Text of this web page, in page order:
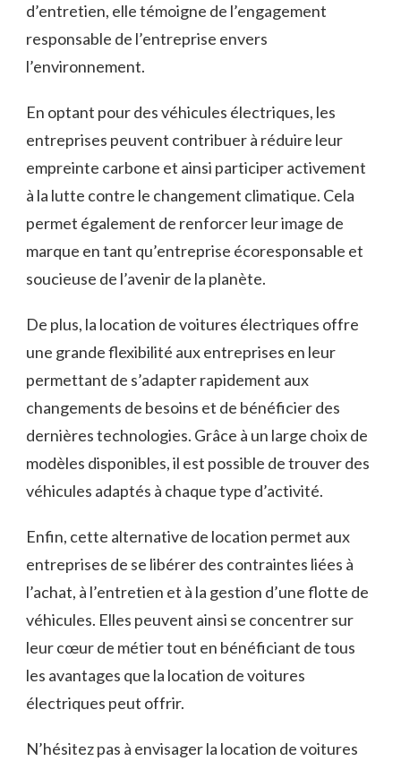
⁣d’entretien, elle⁢ témoigne de l’engagement
responsable ⁣de ‍l’entreprise envers
l’environnement.
En optant pour des véhicules électriques, les
entreprises peuvent contribuer⁢ à réduire leur
⁢empreinte carbone et ainsi participer activement
à la‍ lutte contre le changement climatique.‍ Cela
permet également de ‍renforcer leur image de
marque en ‍tant qu’entreprise écoresponsable et
soucieuse ‌de ⁣l’avenir de la planète.
De ⁤plus, la location de voitures⁣ électriques ⁣offre
⁣une grande flexibilité aux entreprises en leur
permettant⁣ de ​s’adapter rapidement aux
⁣changements de besoins et ⁣de bénéficier‌ des
dernières technologies. Grâce à un‌ large ⁢choix ⁢de
modèles disponibles, il est possible ⁤de trouver des
⁢véhicules adaptés à chaque type ‌d’activité.
Enfin, cette alternative de location ‌permet aux
entreprises de se‌ libérer des contraintes liées à
l’achat, à l’entretien et à⁣ la gestion d’une‌ flotte​ de
véhicules. Elles peuvent ​ainsi ​se concentrer ‍sur
leur cœur de ⁤métier tout en ‌bénéficiant de tous
les avantages que la location de voitures
électriques ⁣peut ⁣offrir.
N’hésitez pas à envisager la location de voitures‌